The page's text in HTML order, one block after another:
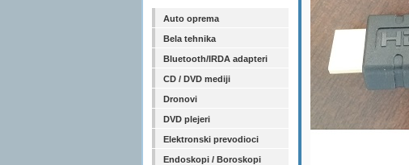
Auto oprema
Bela tehnika
Bluetooth/IRDA adapteri
CD / DVD mediji
Dronovi
DVD plejeri
Elektronski prevodioci
Endoskopi / Boroskopi